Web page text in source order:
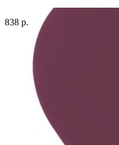
838 р.